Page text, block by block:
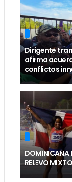
Dirigente
afirma
conflictos
DOMINICANA
RELEVO